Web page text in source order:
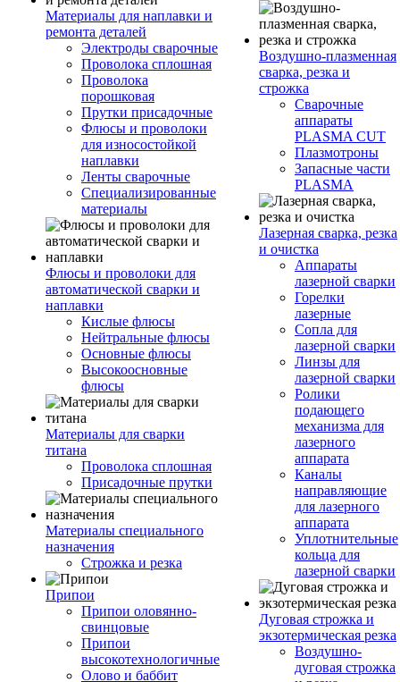
Материалы для наплавки и
ремонта деталей
Электроды сварочные
Проволока сплошная
Проволока
порошковая
Прутки присадочные
Флюсы и проволоки
для износостойкой
наплавки
Ленты сварочные
Специализированные
материалы
Флюсы и проволоки для
автоматической сварки и
наплавки
Кислые флюсы
Нейтральные флюсы
Основные флюсы
Высокоосновные
флюсы
Материалы для сварки
титана
Проволока сплошная
Присадочные прутки
Материалы специального
назначения
Строжка и резка
Припои
Припои оловянно-
свинцовые
Припои
высокотехнологичные
Олово и баббит
Воздушно-плазменная
сварка, резка и
строжка
Сварочные
аппараты
PLASMA CUT
Плазмотроны
Запасные части
PLASMA
Лазерная сварка, резка
и очистка
Аппараты
лазерной сварки
Горелки
лазерные
Сопла для
лазерной сварки
Линзы для
лазерной сварки
Ролики
подающего
механизма для
лазерного
аппарата
Каналы
направляющие
для лазерного
аппарата
Уплотнительные
кольца для
лазерной сварки
Дуговая строжка и
экзотермическая резка
Воздушно-
дуговая строжка